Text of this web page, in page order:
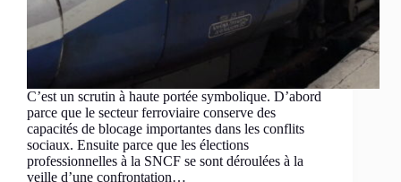
C’est un scrutin à haute portée symbolique. D’abord
parce que le secteur ferroviaire conserve des
capacités de blocage importantes dans les conflits
sociaux. Ensuite parce que les élections
professionnelles à la SNCF se sont déroulées à la
veille d’une confrontation…